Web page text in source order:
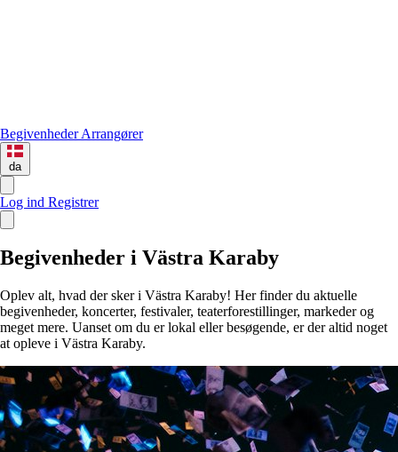
BegivenhederArrangører
da
Log ind Registrer
Begivenheder i Västra Karaby
Oplev alt, hvad der sker i Västra Karaby! Her finder du aktuelle
begivenheder, koncerter, festivaler, teaterforestillinger, markeder og
meget mere. Uanset om du er lokal eller besøgende, er der altid noget
at opleve i Västra Karaby.